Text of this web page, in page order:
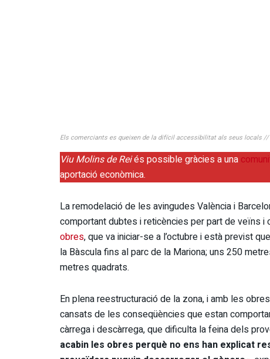
Els comerciants es queixen de la difícil accessibilitat als seus locals
Viu Molins de Reiés possible gràcies a una
aportació econòmica.
La remodelació de les avingudes València i
comportant dubtes i reticències per part de veïns i
obres, que va iniciar-se a l’octubre i està previst
la Bàscula fins al parc de la Mariona; uns 250
metres quadrats.
En plena reestructuració de la zona, i amb les
cansats de les conseqüències que estan
càrrega i descàrrega, que dificulta la feina dels
acabin les obres perquè no ens han explicat